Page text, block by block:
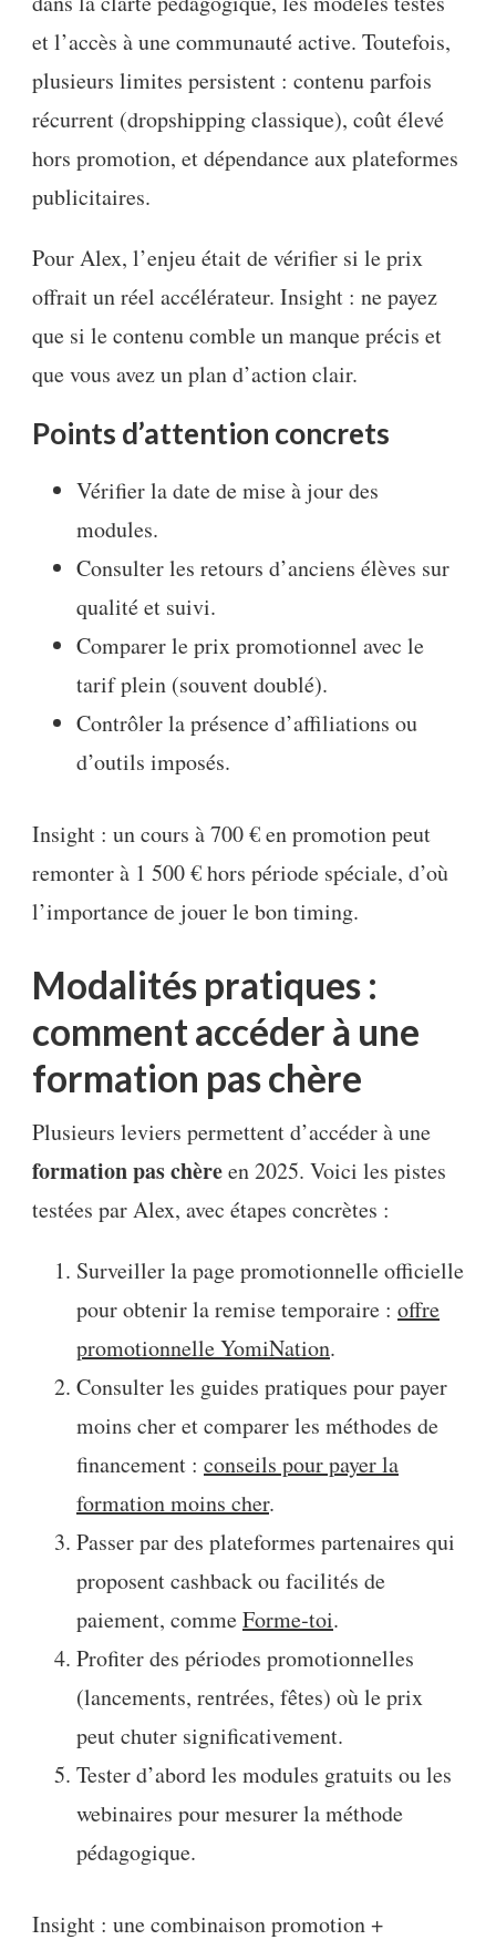
et l’accès à une communauté active. Toutefois,
plusieurs limites persistent : contenu parfois
récurrent (dropshipping classique), coût élevé
hors promotion, et dépendance aux plateformes
publicitaires.
Pour Alex, l’enjeu était de vérifier si le prix
offrait un réel accélérateur. Insight : ne payez
que si le contenu comble un manque précis et
que vous avez un plan d’action clair.
Points d’attention concrets
Vérifier la date de mise à jour des
modules.
Consulter les retours d’anciens élèves sur
qualité et suivi.
Comparer le prix promotionnel avec le
tarif plein (souvent doublé).
Contrôler la présence d’affiliations ou
d’outils imposés.
Insight : un cours à 700 € en promotion peut
remonter à 1 500 € hors période spéciale, d’où
l’importance de jouer le bon timing.
Modalités pratiques :
comment accéder à une
formation pas chère
Plusieurs leviers permettent d’accéder à une
formation pas chèreen 2025. Voici les pistes
testées par Alex, avec étapes concrètes :
Surveiller la page promotionnelle officielle
pour obtenir la remise temporaire : offre
promotionnelle YomiNation.
Consulter les guides pratiques pour payer
moins cher et comparer les méthodes de
financement : conseils pour payer la
formation moins cher.
Passer par des plateformes partenaires qui
proposent cashback ou facilités de
paiement, commeForme‑toi.
Profiter des périodes promotionnelles
(lancements, rentrées, fêtes) où le prix
peut chuter significativement.
Tester d’abord les modules gratuits ou les
webinaires pour mesurer la méthode
pédagogique.
Insight : une combinaison promotion +